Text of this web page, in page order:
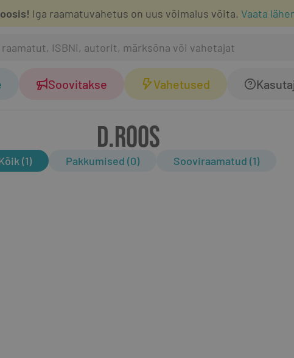
Iga raamatuvahetus on uus võimalus võita. Vaata
Soovitakse Vahetused
D.ROOS
(1) Pakkumised (0) Sooviraamatud (1)